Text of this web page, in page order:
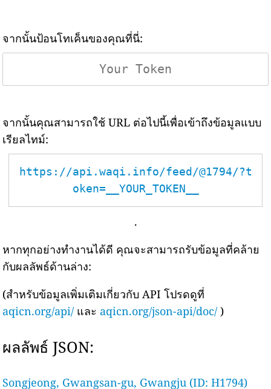
จากนั้นป้อนโทเค็นของคุณที่นี่:
จากนั้นคุณสามารถใช้ URL ต่อไปนี้เพื่อเข้าถึงข้อมูลแบบ
เรียลไทม์:
https://api.waqi.info/feed/@1794/?t
oken=__YOUR_TOKEN__
.
หากทุกอย่างทำงานได้ดี คุณจะสามารถรับข้อมูลที่คล้าย
กับผลลัพธ์ด้านล่าง:
(สำหรับข้อมูลเพิ่มเติมเกี่ยวกับ API โปรดดูที่
aqicn.org/api/ และ aqicn.org/json-api/doc/ )
ผลลัพธ์ JSON:
Songjeong, Gwangsan-gu, Gwangju (ID: H1794)